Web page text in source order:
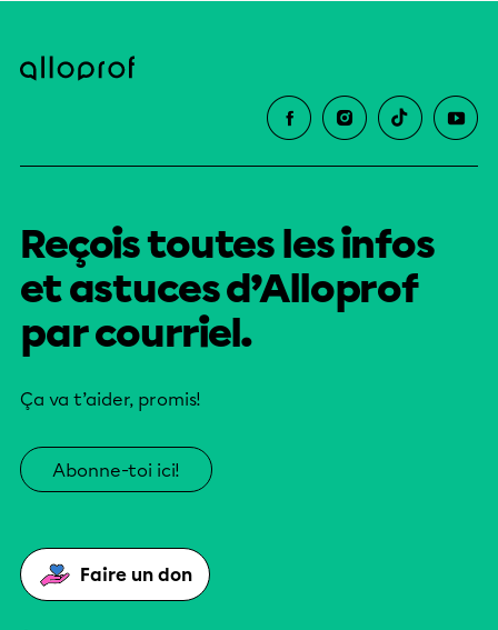
Reçois toutes les infos
et astuces d’Alloprof
par courriel.
Ça va t’aider, promis!
Abonne-toi ici!
Faire un don